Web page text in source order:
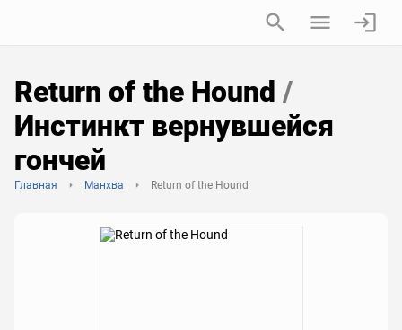
Return of the Hound /
Инстинкт вернувшейся
гончей
Главная Манхва Return of the Hound